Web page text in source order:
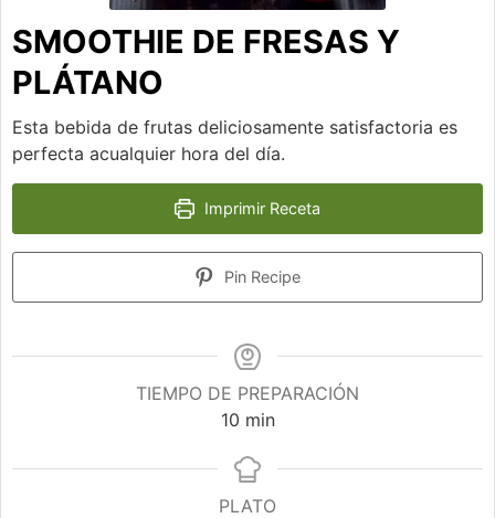
SMOOTHIE DE FRESAS Y
PLÁTANO
Esta bebida de frutas deliciosamente satisfactoria es
perfecta acualquier hora del día.
Imprimir Receta
Pin Recipe
TIEMPO DE PREPARACIÓN
10minutos
min
PLATO